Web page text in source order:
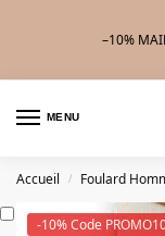
–10%
MENU
Accueil / Foulard
-10% Code